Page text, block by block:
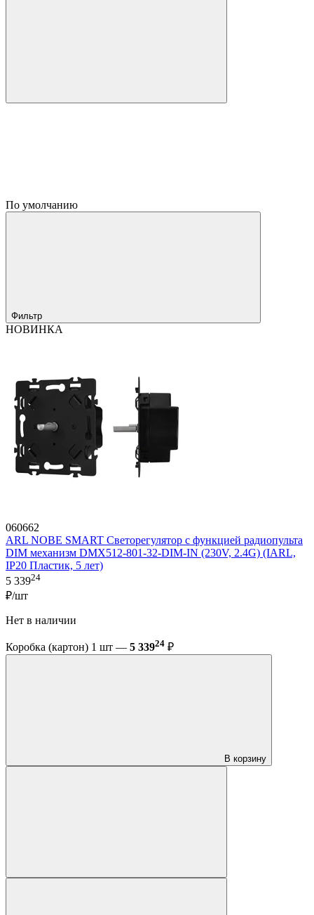
По умолчанию
Фильтр
НОВИНКА
060662
ARL NOBE SMART Светорегулятор с функцией радиопульта
DIM механизм DMX512-801-32-DIM-IN (230V, 2.4G) (IARL,
IP20 Пластик, 5 лет)
5 33924
₽/шт
Нет в наличии
Коробка (картон) 1 шт — 5 33924 ₽
В корзину